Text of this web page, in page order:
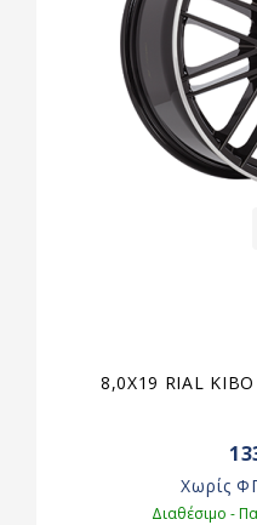
8,0X19 RIAL
Χωρίς
Διαθέσιμο -